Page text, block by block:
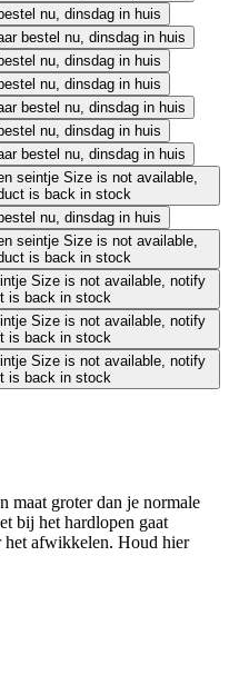
nu, dinsdag in huis
bestel nu, dinsdag in huis
nu, dinsdag in huis
nu, dinsdag in huis
bestel nu, dinsdag in huis
nu, dinsdag in huis
bestel nu, dinsdag in huis
seintje Size is not available,
is back in stock
nu, dinsdag in huis
seintje Size is not available,
is back in stock
Size is not available, notify
is back in stock
Size is not available, notify
is back in stock
Size is not available, notify
is back in stock
maat groter dan je normale
bij het hardlopen gaat
het afwikkelen. Houd hier